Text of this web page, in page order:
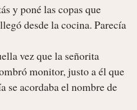
y poné las copas que
desde la cocina. Parecía
monitor, justo a él que
se acordaba el nombre de